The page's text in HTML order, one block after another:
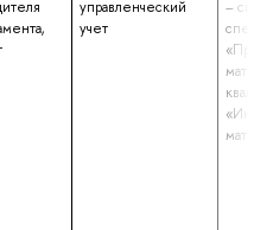
управленческий
учет
–